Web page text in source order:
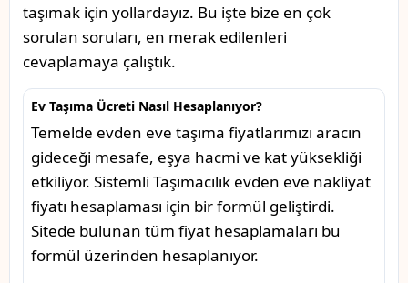
taşımak için yollardayız. Bu işte bize en çok
sorulan soruları, en merak edilenleri
cevaplamaya çalıştık.
Ev Taşıma Ücreti Nasıl Hesaplanıyor?
Temelde evden eve taşıma fiyatlarımızı aracın
gideceği mesafe, eşya hacmi ve kat yüksekliği
etkiliyor. Sistemli Taşımacılık evden eve nakliyat
fiyatı hesaplaması için bir formül geliştirdi.
Sitede bulunan tüm fiyat hesaplamaları bu
formül üzerinden hesaplanıyor.